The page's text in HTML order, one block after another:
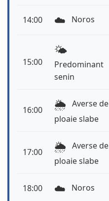
14:00 ☁️ Noros
15:00
🌤️
Predominant
senin
16:00 🌦️ Averse de
ploaie slabe
17:00 🌦️ Averse de
ploaie slabe
18:00 ☁️ Noros